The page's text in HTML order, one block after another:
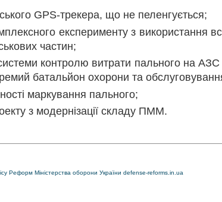
GPS-трекера, що не пеленгується;
експерименту з використання
частин;
контролю витрати пального на АЗС
батальйон охорони та
маркування пального;
з модернізації складу ПММ.
Реформ Міністерства оборони України defense-reforms.in.ua